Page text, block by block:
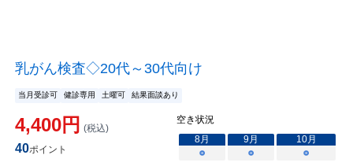
乳がん検査◇20代～30代向け
当月受診可 健診専用 土曜可 結果面談あり
4,400円 (税込)
40ポイント
空き状況
8月 9月 10月
○
○ ○